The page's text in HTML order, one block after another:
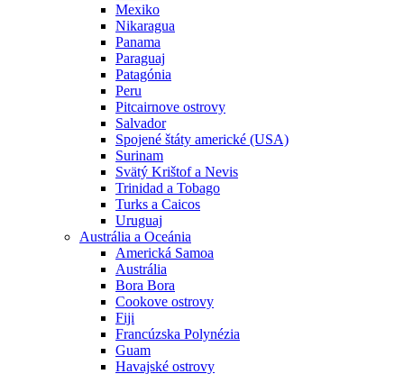
Mexiko
Nikaragua
Panama
Paraguaj
Patagónia
Peru
Pitcairnove ostrovy
Salvador
Spojené štáty americké (USA)
Surinam
Svätý Krištof a Nevis
Trinidad a Tobago
Turks a Caicos
Uruguaj
Austrália a Oceánia
Americká Samoa
Austrália
Bora Bora
Cookove ostrovy
Fiji
Francúzska Polynézia
Guam
Havajské ostrovy